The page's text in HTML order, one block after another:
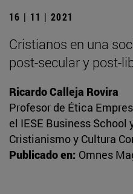
16 | 11 | 2021
Cristianos en una
post-secular y post-
Ricardo Calleja Rovira
Profesor de Ética
el IESE Business School
Cristianismo y Cultura
Publicado en: Omnes